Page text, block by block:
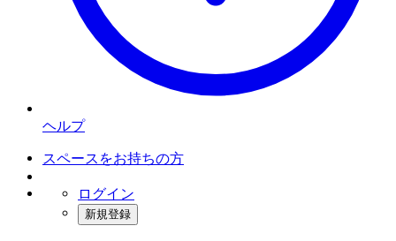
ヘルプ
スペースをお持ちの方
ログイン
新規登録